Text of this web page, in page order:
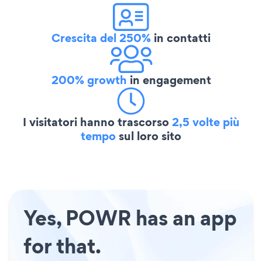
Crescita del 250% in contatti
200% growth in engagement
I visitatori hanno trascorso2,5 volte più
temposul loro sito
Yes, POWR has an app
for that.